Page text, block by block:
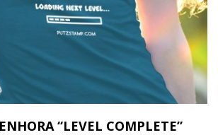
“LEVEL COMPLETE”